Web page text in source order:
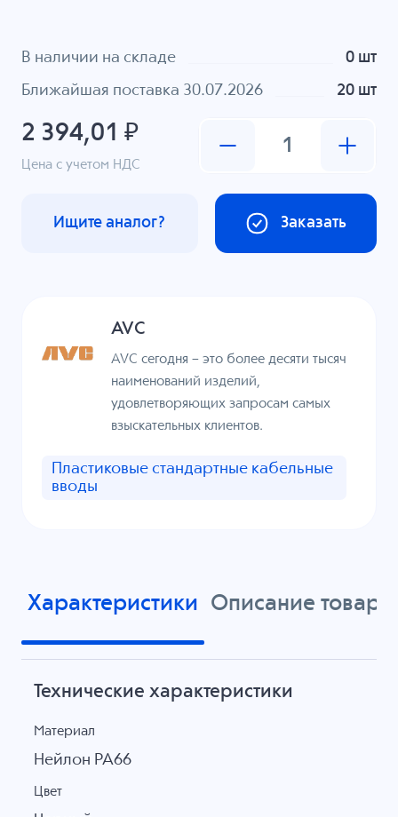
В наличии на складе 0 шт
Ближайшая поставка 30.07.2026 20 шт
2 394,01 ₽
Цена с учетом НДС
Заказать
Ищите аналог?
AVC
AVC сегодня – это более десяти тысяч
наименований изделий,
удовлетворяющих запросам самых
взыскательных клиентов.
Пластиковые стандартные кабельные
вводы
Характеристики Описание товара
Технические характеристики
Материал
Нейлон PA66
Цвет